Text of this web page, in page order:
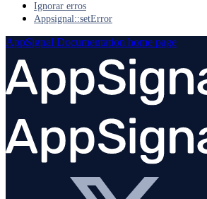
Ignorar erros
Appsignal::setError
AppSignal Documentation home page